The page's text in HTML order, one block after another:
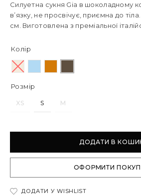
Силуетна сукня Gia в шоколадному
в’язку, не просвічує, приємна до
см. Виготовлена з преміальної
Колір
Розмір
XS S M
ДОДАТИ В
ОФОРМИТИ
ДОДАТИ У WISHLIST